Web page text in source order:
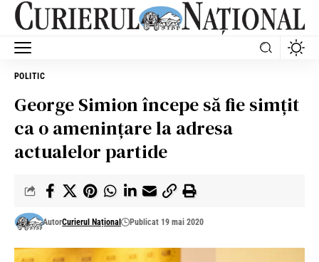
POLITIC
George Simion începe să fie simțit
ca o amenințare la adresa
actualelor partide
AutorCurierul Național Publicat 19 mai 2020